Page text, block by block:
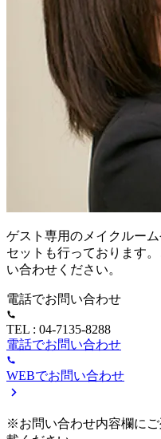
ゲスト専用のメイクルー
セットも行っております
い合わせください。
電話でお問い合わせ
TEL : 04-7135-8288
電話でお問い合わせ
WEBでお問い合わせ
※お問い合わせ内容欄に